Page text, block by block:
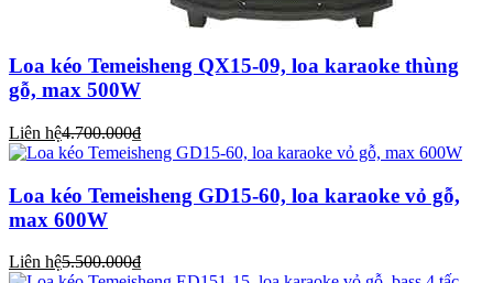
Loa kéo Temeisheng QX15-09, loa karaoke thùng
gỗ, max 500W
Liên hệ4.700.000₫
Loa kéo Temeisheng GD15-60, loa karaoke vỏ gỗ,
max 600W
Liên hệ5.500.000₫